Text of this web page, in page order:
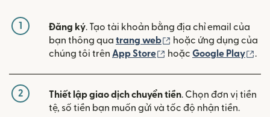
1 Đăng ký. Tạo tài khoản bằng địa chỉ email của
bạn thông qua trang web (mở trong cửa sổ mới)
hoặc ứng dụng của
chúng tôi trên App Store (mở trong cửa sổ mới)
hoặc Google Play .
2 Thiết lập giao dịch chuyển tiền. Chọn đơn vị tiền
tệ, số tiền bạn muốn gửi và tốc độ nhận tiền.